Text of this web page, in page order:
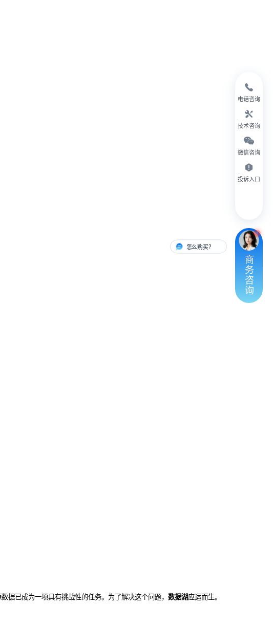
据已成为一项具有挑战性的任务。为了解决这个问题， 数据湖应运而生。
电话咨询
技术咨询
微信咨询
投诉入口
怎么购买？ 有人对接
商
务
咨
询